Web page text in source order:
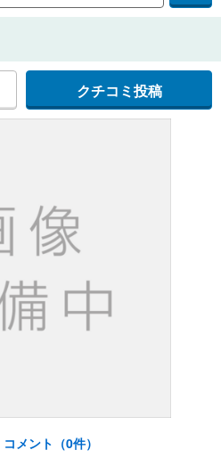
クチコミ投稿
コメント（0件）